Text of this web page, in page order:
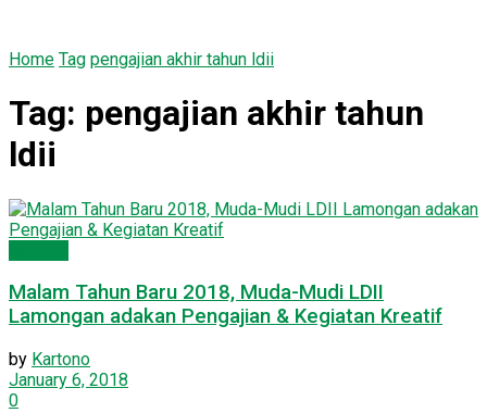
Home Tag pengajian akhir tahun ldii
Tag: pengajian akhir tahun
ldii
Malam Tahun Baru 2018, Muda-Mudi LDII
Lamongan adakan Pengajian & Kegiatan Kreatif
by Kartono
January 6, 2018
0